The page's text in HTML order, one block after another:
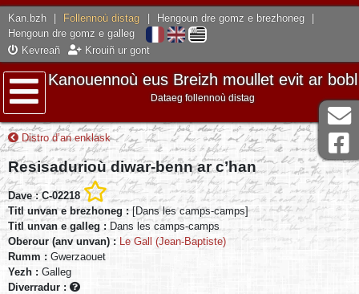
Kan.bzh Follennoù distag Hengoun dre gomz e brezhoneg
Hengoun dre gomz e galleg
Kevreañ
Krouiñ ur gont
Lañser
Kanouennoù eus Breizh moullet evit ar bobl
Dataeg follennoù distag
Distro d’an enklask
Resisadurioù diwar-benn ar c’han
Dave : C-02218
Titl unvan e brezhoneg :[Dans les camps-camps]
Titl unvan e galleg : Dans les camps-camps
Oberour (anv unvan) : Le Gall (Jean-Baptiste)
Rumm : Gwerzaouet
Yezh : Galleg
Diverradur :